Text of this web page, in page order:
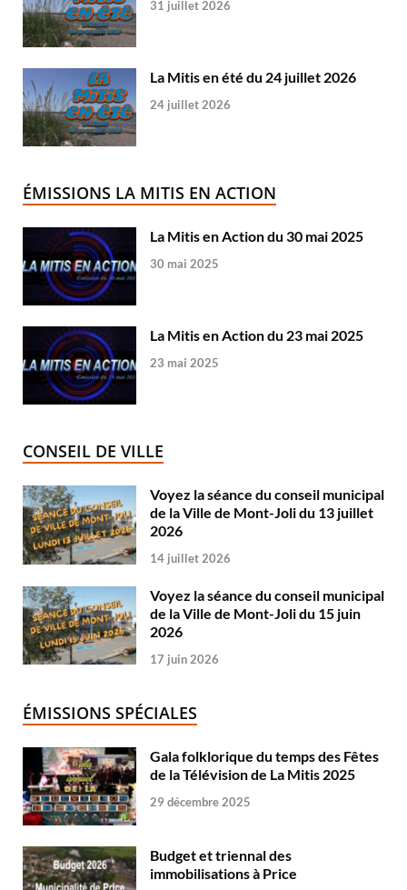
31 juillet 2026
La Mitis en été du 24 juillet 2026
24 juillet 2026
ÉMISSIONS LA MITIS EN ACTION
La Mitis en Action du 30 mai 2025
30 mai 2025
La Mitis en Action du 23 mai 2025
23 mai 2025
CONSEIL DE VILLE
Voyez la séance du conseil municipal
de la Ville de Mont-Joli du 13 juillet
2026
14 juillet 2026
Voyez la séance du conseil municipal
de la Ville de Mont-Joli du 15 juin
2026
17 juin 2026
ÉMISSIONS SPÉCIALES
Gala folklorique du temps des Fêtes
de la Télévision de La Mitis 2025
29 décembre 2025
Budget et triennal des
immobilisations à Price